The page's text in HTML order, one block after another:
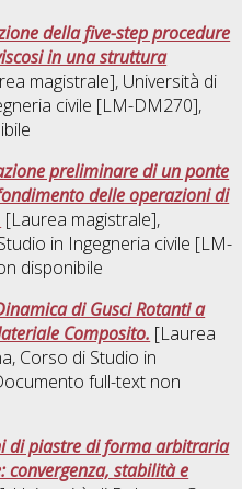
della five-step procedure
in una struttura
magistrale], Università di
civile [LM-DM270],
preliminare di un ponte
delle operazioni di
[Laurea magistrale],
in Ingegneria civile [LM-
disponibile
di Gusci Rotanti a
Composito. [Laurea
Corso di Studio in
full-text non
di piastre di forma arbitraria
stabilità e